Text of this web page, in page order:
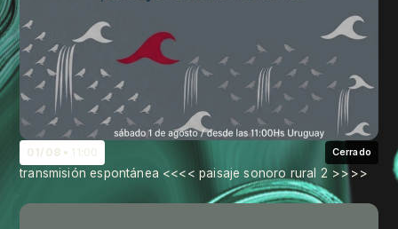
01/08 11:00 Cerrado
transmisión espontánea <<<< paisaje sonoro rural 2 >>>>